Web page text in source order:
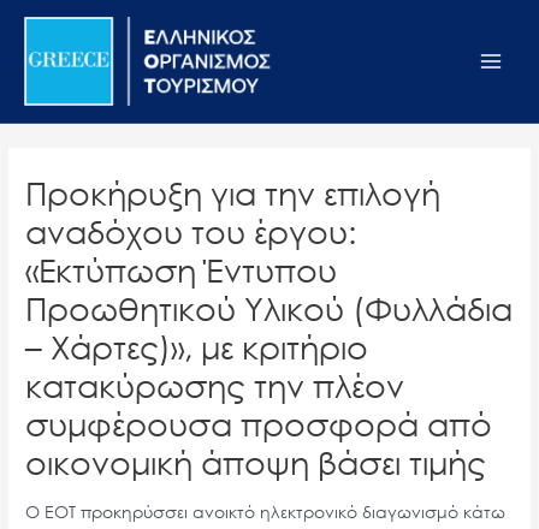
Σημείωση:
ιστότοπος
σύστημα
προσβασιμότητας.
Μετάβαση
περιεχόμενο
Προκήρυξη για την επιλογή
αναδόχου του έργου:
«Εκτύπωση Έντυπου
Προωθητικού Υλικού (Φυλλάδια
– Χάρτες)», με κριτήριο
κατακύρωσης την πλέον
συμφέρουσα προσφορά από
οικονομική άποψη βάσει τιμής
Ο ΕΟΤ προκηρύσσει ανοικτό ηλεκτρονικό διαγωνισμό κάτω